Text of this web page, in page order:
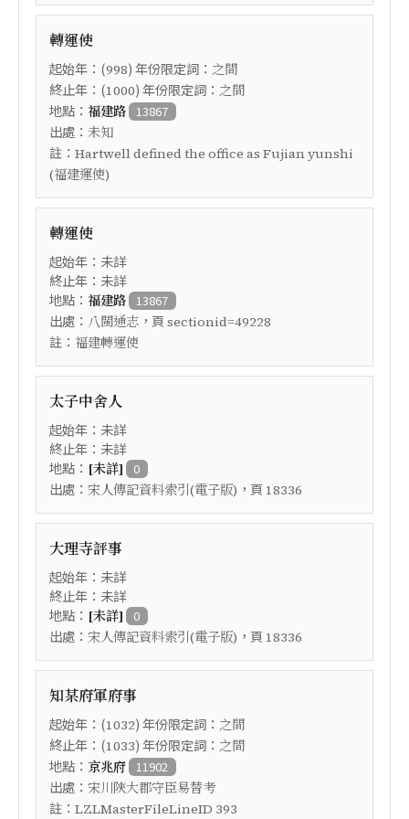
轉運使
起始年：(998) 年份限定詞： 之間
終止年：(1000) 年份限定詞： 之間
地點： 福建路 13867
出處： 未知
註： Hartwell defined the office as Fujian yunshi
(福建運使)
轉運使
起始年：未詳
終止年：未詳
地點： 福建路 13867
出處： 八閩通志 ，頁 sectionid=49228
註： 福建轉運使
太子中舍人
起始年：未詳
終止年：未詳
地點： [未詳] 0
出處： 宋人傳記資料索引(電子版) ，頁 18336
大理寺評事
起始年：未詳
終止年：未詳
地點： [未詳] 0
出處： 宋人傳記資料索引(電子版) ，頁 18336
知某府軍府事
起始年：(1032) 年份限定詞： 之間
終止年：(1033) 年份限定詞： 之間
地點： 京兆府 11902
出處： 宋川陝大郡守臣易替考
註： LZLMasterFileLineID 393